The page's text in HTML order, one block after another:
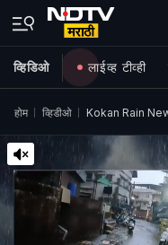
व्हिडिओ लाईव्ह टीव्ही
होम व्हिडीओ Kokan Rain News